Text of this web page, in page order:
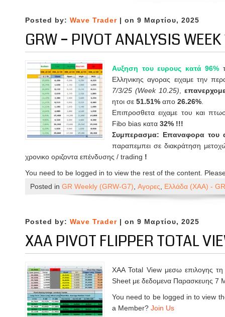
Posted by: Wave Trader | on 9 Μαρτίου, 2025
GRW – PIVOT ANALYSIS WEEK
Αυξηση του ευρους κατά 96%
Ελληνικης αγορας ειχαμε την
7/3/25 (Week 10.25) ,
ητοι σε 51.51% απο 26.26%
Επιπροσθετα ειχαμε του και
Fibo bias κατα 32% !!!
Συμπερασμα: Επαναφορα του
παραπεμπει σε διακράτηση
χρονικο οριζοντα επένδυσης / trading !
You need to be logged in to view the rest of the content.
Posted in GR Weekly (GRW-G7) Αγορες Ελλάδα (ΧΑΑ) - GR
Posted by: Wave Trader | on 9 Μαρτίου, 2025
XAA PIVOT FLIPPER TOTAL
XAA Total View μεσω επιλογης τη
Sheet με δεδομενα Παρασκευης 7
You need to be logged in to view
a Member? Join Us